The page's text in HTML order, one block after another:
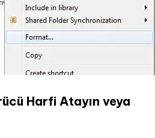
Harfi Atayın veya